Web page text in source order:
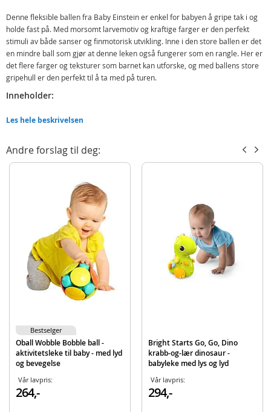
Denne fleksible ballen fra Baby Einstein er enkel for babyen å gripe tak i og
holde fast på. Med morsomt larvemotiv og kraftige farger er den perfekt
stimuli av både sanser og finmotorisk utvikling. Inne i den store ballen er det
en mindre ball som gjør at denne leken også fungerer som en rangle. Her er
det flere farger og teksturer som barnet kan utforske, og med ballens store
gripehull er den perfekt til å ta med på turen.
Inneholder:
Mål: ca. 10 x 10 x 26 cm
Alder: fra 3 mnd.
Rengjøres med fuktig klut
Les hele beskrivelsen
Andre forslag til deg:
Oball Wobble Bobble ball -
aktivitetsleke til baby - med lyd
og bevegelse
Vår lavpris:
264,-
Bestselger
Bright Starts Go, Go, Dino
krabb-og-lær dinosaur -
babyleke med lys og lyd
Vår lavpris:
294,-